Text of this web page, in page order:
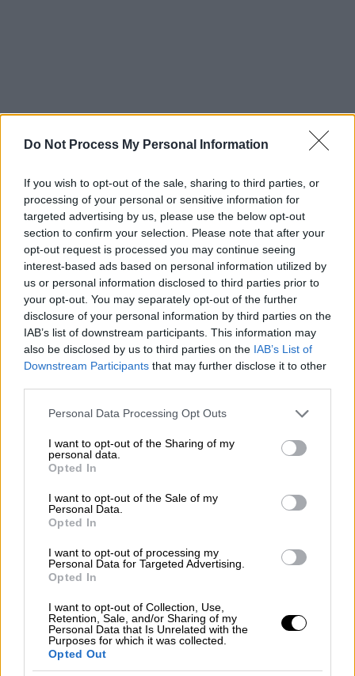
Do Not Process My Personal Information
If you wish to opt-out of the sale, sharing to third parties, or
processing of your personal or sensitive information for
targeted advertising by us, please use the below opt-out
section to confirm your selection. Please note that after your
opt-out request is processed you may continue seeing
interest-based ads based on personal information utilized by
us or personal information disclosed to third parties prior to
your opt-out. You may separately opt-out of the further
disclosure of your personal information by third parties on the
IAB’s list of downstream participants. This information may
also be disclosed by us to third parties on the IAB’s List of
Downstream Participants that may further disclose it to other
Please note that this website/app uses one or more Google
not limited to your visit or usage behaviour. You may click to
grant or deny consent to Google and its third-party tags to
use your data for below specified purposes in below Google
consent section.
Personal Data Processing Opt Outs
I want to opt-out of the Sharing of my
personal data.
Opted In
I want to opt-out of the Sale of my
Personal Data.
Opted In
I want to opt-out of processing my
Personal Data for Targeted Advertising.
Opted In
I want to opt-out of Collection, Use,
Retention, Sale, and/or Sharing of my
Personal Data that Is Unrelated with the
Purposes for which it was collected.
Opted Out
«Εδώ και 4 ώρες έχουμε χάσει επαφή με το
πλοίο μας Birzeit (La Cirena) το οποίο μάλλον
έχει δεχτεί επίθεση από το ισραηλινό
πολεμικό ναυτικό. Τα μέλη του πληρώματος
μας μπορεί να έχουν απαχθεί από το Ισραήλ
και να μεταφέρονται σε άγνωστο μέρος παρά
τη θέληση τους.
Απαιτούμε από την ελληνική κυβέρνηση να
πιέσει και να εγγυηθεί την άμεση
να εντοπίσει το πλοίο με το οποίο έχουμε
χάσει επαφή και να υπάρξει πίεση, ώστε η
υπόλοιπη αποστολή να συνεχίσει την πορεία
της. Η αποστολή μας είναι νόμιμη. Η Γάζα
μας χρειάζεται. Όλα τα μάτια στα πλοία του
στόλου που συνεχίζουν να πλέουν»,
αναφέρει στην ανακοίνωσή της.